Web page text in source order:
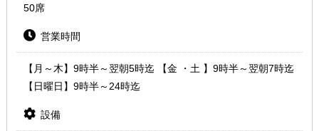
50席
営業時間
【月～木】9時半～翌朝5時迄 【金 ・土 】9時半～翌朝7時迄
【日曜日】9時半～24時迄
設備